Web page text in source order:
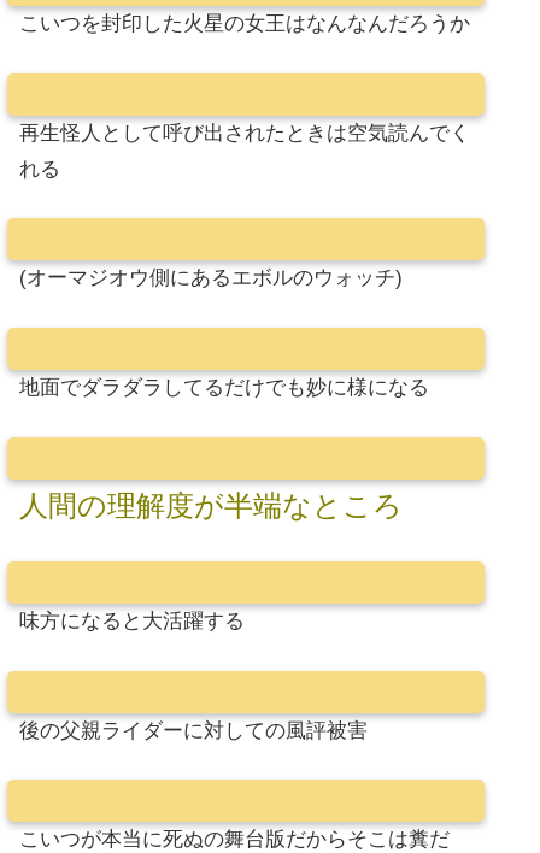
こいつを封印した火星の女王はなんなんだろうか
再生怪人として呼び出されたときは空気読んでく
れる
(オーマジオウ側にあるエボルのウォッチ)
地面でダラダラしてるだけでも妙に様になる
人間の理解度が半端なところ
味方になると大活躍する
後の父親ライダーに対しての風評被害
こいつが本当に死ぬの舞台版だからそこは糞だ